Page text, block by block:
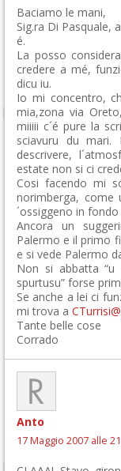
Baciamo le mani,
Sig.ra Di Pasquale,
é.
La posso
credere a mé,
dicu iu.
Io mi concentro,
mia,zona via
miiiii c´é pure la
sciavuru du
descrivere,
estate non si ci
Cosi facendo mi
norimberga,
´ossiggeno in
Ancora un
Palermo e il primo
e si vede Palermo
Non si abbatta
spurtusu” forse
Se anche a lei ci
mi trova a
Tante belle cose
Corrado
Anto
17 Maggio 2007 alle